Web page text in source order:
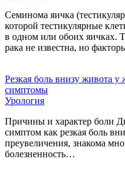
Семинома яичка
которой тестикулярные
в одном или обоих яичках.
рака не известна, но
Резкая боль внизу живота
симптомы
Урология
Причины и характер боли
симптом как резкая боль
преувеличения, знакома
болезненность…